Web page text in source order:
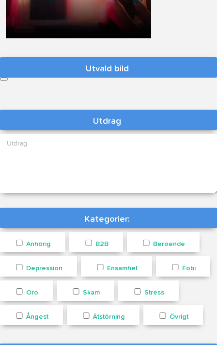
Utvald bild
Utdrag
Kategorier:
Anhörig B2B Beroende
Depression Ensamhet Fobi
Oro Skam Stress
Ångest Ätstörning Övrigt